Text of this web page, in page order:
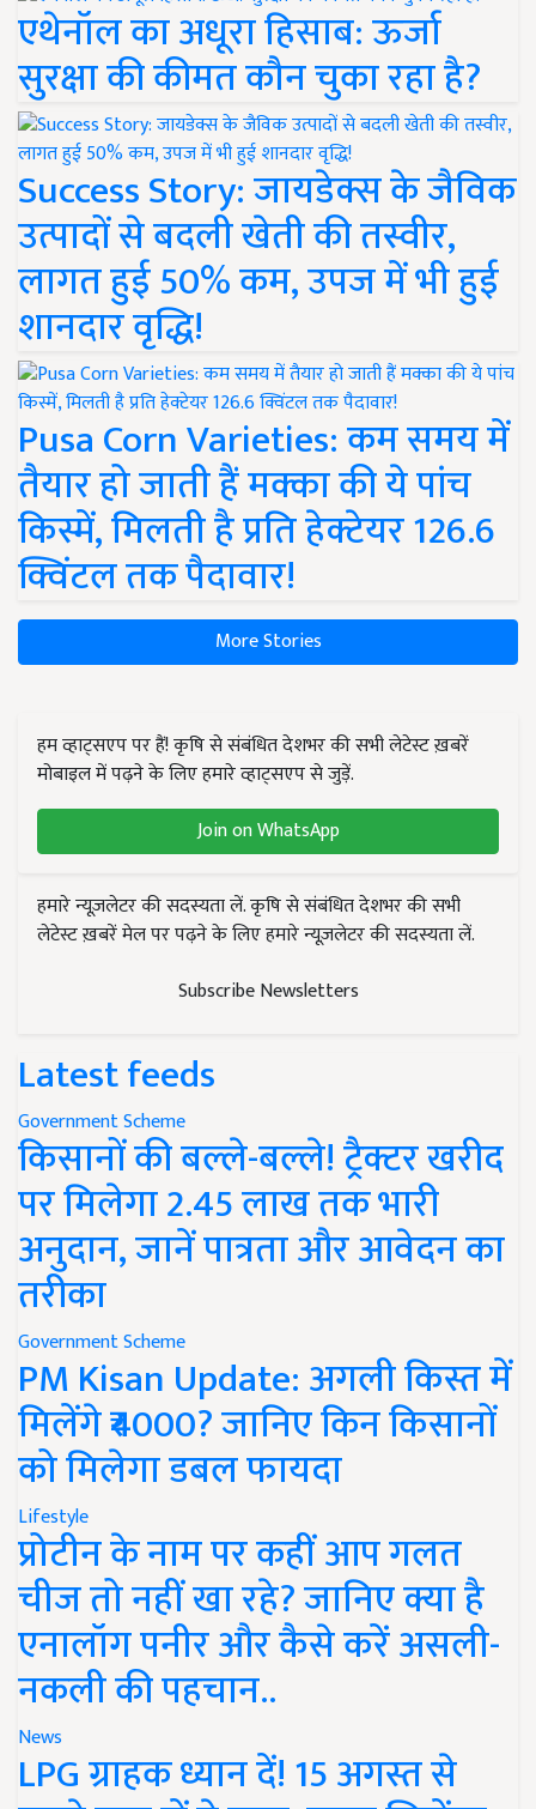
एथेनॉल का अधूरा हिसाब: ऊर्जा
सुरक्षा की कीमत कौन चुका रहा है?
Success Story: जायडेक्स के जैविक
उत्पादों से बदली खेती की तस्वीर,
लागत हुई 50% कम, उपज में भी हुई
शानदार वृद्धि!
Pusa Corn Varieties: कम समय में
तैयार हो जाती हैं मक्का की ये पांच
किस्में, मिलती है प्रति हेक्टेयर 126.6
क्विंटल तक पैदावार!
More Stories
हम व्हाट्सएप पर हैं! कृषि से संबंधित देशभर की सभी लेटेस्ट ख़बरें
मोबाइल में पढ़ने के लिए हमारे व्हाट्सएप से जुड़ें.
Join on WhatsApp
हमारे न्यूज़लेटर की सदस्यता लें. कृषि से संबंधित देशभर की सभी
लेटेस्ट ख़बरें मेल पर पढ़ने के लिए हमारे न्यूज़लेटर की सदस्यता लें.
Subscribe Newsletters
Latest feeds
Government Scheme
किसानों की बल्ले-बल्ले! ट्रैक्टर खरीद
पर मिलेगा 2.45 लाख तक भारी
अनुदान, जानें पात्रता और आवेदन का
तरीका
Government Scheme
PM Kisan Update: अगली किस्त में
मिलेंगे ₹4000? जानिए किन किसानों
को मिलेगा डबल फायदा
Lifestyle
प्रोटीन के नाम पर कहीं आप गलत
चीज तो नहीं खा रहे? जानिए क्या है
एनालॉग पनीर और कैसे करें असली-
नकली की पहचान..
News
LPG ग्राहक ध्यान दें! 15 अगस्त से